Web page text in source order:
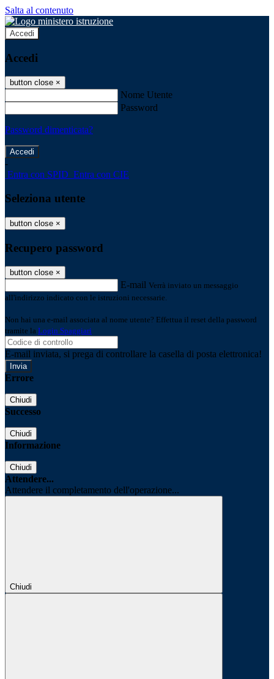
Salta al contenuto
Accedi
Accedi
button close ×
Nome Utente
Password
Password dimenticata?
-
Entra con SPID Entra con CIE
Seleziona utente
button close ×
Recupero password
button close ×
E-mail Verrà inviato un messaggio
all'indirizzo indicato con le istruzioni necessarie.
Non hai una e-mail associata al nome utente? Effettua il reset della password
tramite la Login Spaggiari
E-mail inviata, si prega di controllare la casella di posta elettronica!
Errore
Chiudi
Successo
Chiudi
Informazione
Chiudi
Attendere...
Attendere il completamento dell'operazione...
Chiudi